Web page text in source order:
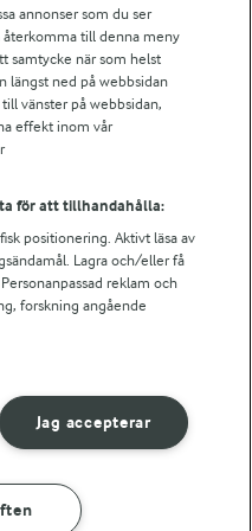
annonser som du ser
återkomma till denna meny
samtycke när som helst
längst ned på webbsidan
vänster på webbsidan,
effekt inom vår
för att tillhandahålla:
positionering. Aktivt läsa av
Lagra och/eller få
reklam och
forskning angående
Jag accepterar